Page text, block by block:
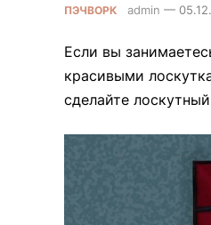
ПЭЧВОРК admin —
Если вы
красивыми
сделайте